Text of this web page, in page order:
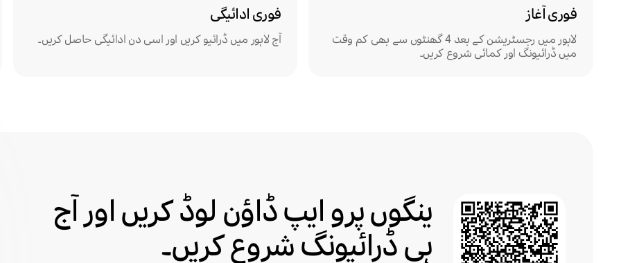
فوری آغاز
لاہور میں رجسٹریشن کے بعد 4 گھنٹوں سے بھی کم وقت
میں ڈرائیونگ اور کمائی شروع کریں۔
فوری ادائیگی
آج لاہور میں ڈرائیو کریں اور اسی دن ادائیگی حاصل کریں۔
ینگوں پرو ایپ ڈاؤن لوڈ کریں اور آج
ہی ڈرائیونگ شروع کریں۔